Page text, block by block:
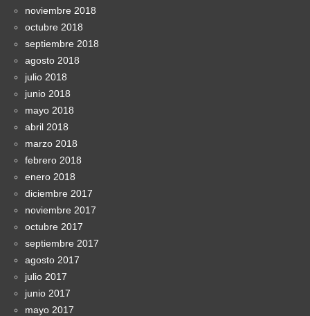
noviembre 2018
octubre 2018
septiembre 2018
agosto 2018
julio 2018
junio 2018
mayo 2018
abril 2018
marzo 2018
febrero 2018
enero 2018
diciembre 2017
noviembre 2017
octubre 2017
septiembre 2017
agosto 2017
julio 2017
junio 2017
mayo 2017